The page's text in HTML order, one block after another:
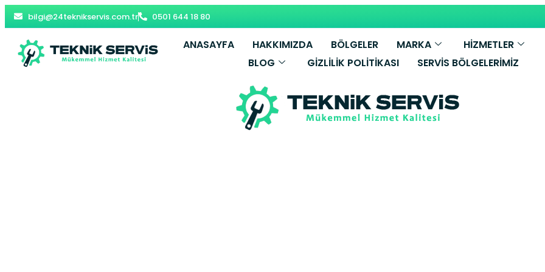
bilgi@24teknikservis.com.tr 0501 644 18 80
ANASAYFA HAKKIMIZDA BÖLGELER MARKA
HİZMETLER
BLOG
GIZLILIK POLITIKASI SERVIS BÖLGELERIMIZ